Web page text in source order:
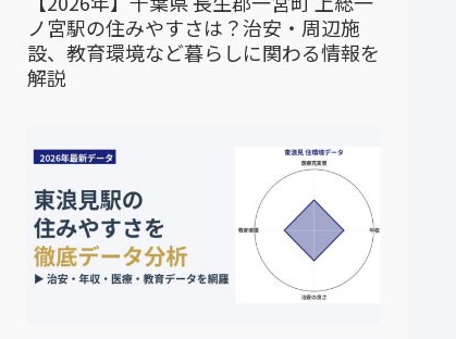
ノ宮駅の住みやすさは？治安・周辺施
設、教育環境など暮らしに関わる情報を
解説